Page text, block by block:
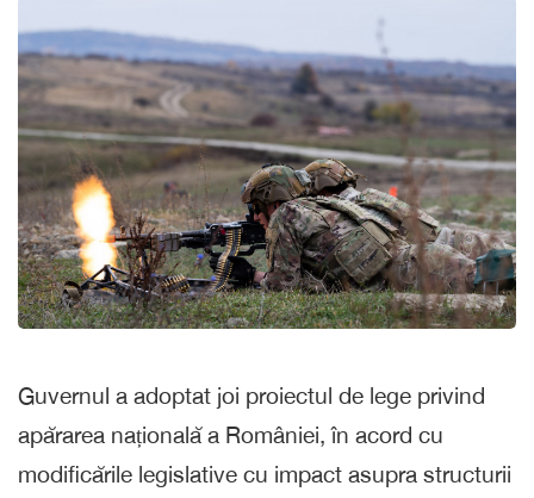
Guvernul a adoptat joi proiectul de lege privind
apărarea națională a României, în acord cu
modificările legislative cu impact asupra structurii